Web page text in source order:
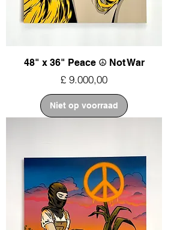
48" x 36" Peace ☮︎ Not War
Prijs
£ 9.000,00
Niet op voorraad